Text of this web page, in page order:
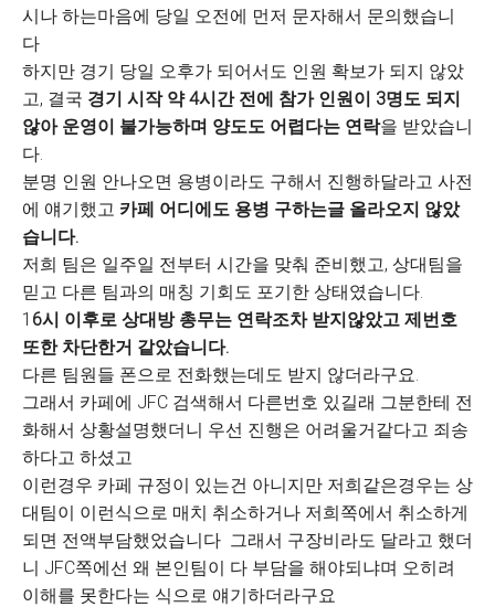
시나 하는마음에 당일 오전에 먼저 문자해서 문의했습니
다
하지만 경기 당일 오후가 되어서도 인원 확보가 되지 않았
고, 결국 경기 시작 약 4시간 전에 참가 인원이 3명도 되지
않아 운영이 불가능하며 양도도 어렵다는 연락을 받았습니
다.
분명 인원 안나오면 용병이라도 구해서 진행하달라고 사전
에 얘기했고 카페 어디에도 용병 구하는글 올라오지 않았
습니다.
저희 팀은 일주일 전부터 시간을 맞춰 준비했고, 상대팀을
믿고 다른 팀과의 매칭 기회도 포기한 상태였습니다.
1 6시 이후로 상대방 총무는 연락조차 받지않았고 제번호
또한 차단한거 같았습니다.
다른 팀원들 폰으로 전화했는데도 받지 않더라구요.
그래서 카페에 JFC 검색해서 다른번호 있길래 그분한테 전
화해서 상황설명했더니 우선 진행은 어려울거같다고 죄송
하다고 하셨고
이런경우 카페 규정이 있는건 아니지만 저희같은경우는 상
대팀이 이런식으로 매치 취소하거나 저희쪽에서 취소하게
되면 전액부담했었습니다 그래서 구장비라도 달라고 했더
니 JFC쪽에선 왜 본인팀이 다 부담을 해야되냐며 오히려
이해를 못한다는 식으로 얘기하더라구요